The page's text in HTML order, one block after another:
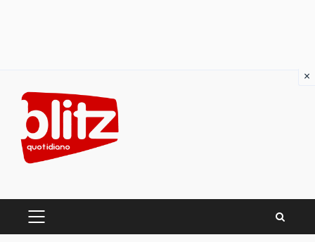
content
PRIMARY
×